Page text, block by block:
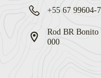
+55 67 99604-
Rod BR
000